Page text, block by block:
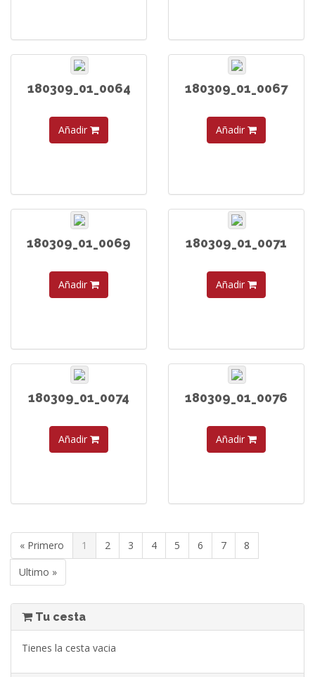
180309_01_0064
Añadir
180309_01_0067
Añadir
180309_01_0069
Añadir
180309_01_0071
Añadir
180309_01_0074
Añadir
180309_01_0076
Añadir
« Primero 1 2 3 4 5 6 7
8
Ultimo »
Tu cesta
Tienes la cesta vacia